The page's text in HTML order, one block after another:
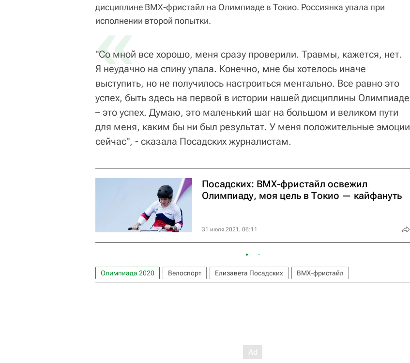
дисциплине BMX-фристайл на Олимпиаде в Токио. Россиянка упала при
исполнении второй попытки.
«
"Со мной все хорошо, меня сразу проверили. Травмы, кажется, нет.
Я неудачно на спину упала. Конечно, мне бы хотелось иначе
выступить, но не получилось настроиться ментально. Все равно это
успех, быть здесь на первой в истории нашей дисциплины Олимпиаде
– это успех. Думаю, это маленький шаг на большом и великом пути
для меня, каким бы ни был результат. У меня положительные эмоции
сейчас", - сказала Посадских журналистам.
Посадских: BMX-фристайл освежил
Олимпиаду, моя цель в Токио — кайфануть
31 июля 2021, 06:11
Олимпиада 2020 Велоспорт Елизавета Посадских BMX-фристайл